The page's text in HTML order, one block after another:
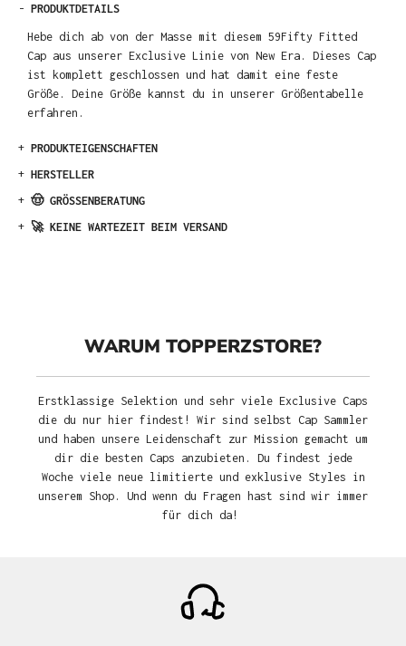
- PRODUKTDETAILS
Hebe dich ab von der Masse mit diesem 59Fifty Fitted
Cap aus unserer Exclusive Linie von New Era. Dieses Cap
ist komplett geschlossen und hat damit eine feste
Größe. Deine Größe kannst du in unserer Größentabelle
erfahren.
+ PRODUKTEIGENSCHAFTEN
+ HERSTELLER
+ 🤠 GRÖSSENBERATUNG
+ 🚀 KEINE WARTEZEIT BEIM VERSAND
WARUM TOPPERZSTORE?
Erstklassige Selektion und sehr viele Exclusive Caps
die du nur hier findest! Wir sind selbst Cap Sammler
und haben unsere Leidenschaft zur Mission gemacht um
dir die besten Caps anzubieten. Du findest jede
Woche viele neue limitierte und exklusive Styles in
unserem Shop. Und wenn du Fragen hast sind wir immer
für dich da!